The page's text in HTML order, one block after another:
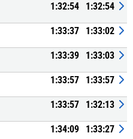
1:32:54 1:32:54
1:33:37 1:33:02
1:33:39 1:33:03
1:33:57 1:33:57
1:33:57 1:32:13
1:34:09 1:33:27